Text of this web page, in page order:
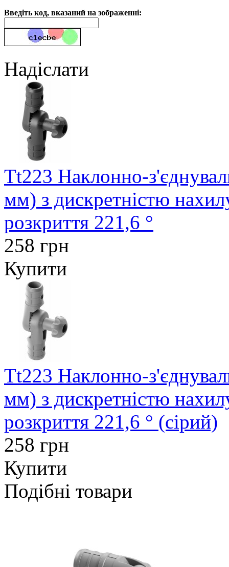
Введіть код, вказаний на зображенні:
Надіслати
Tt223 Наклонно-
мм) з дискретністю
розкриття 221,6 °
258 грн
Купити
Tt223 Наклонно-
мм) з дискретністю
розкриття 221,6 ° (сірий)
258 грн
Купити
Подібні товари